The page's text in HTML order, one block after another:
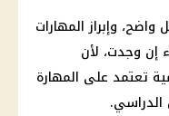
وإبراز المهارات
إن وجدت، لأن
تعتمد على المهارة
الدراسي.